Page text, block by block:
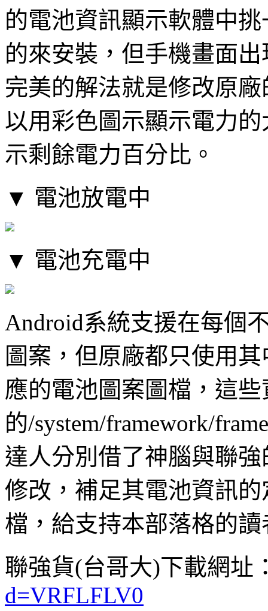
的電池資訊顯示軟體中
的來安裝，但手機畫面
完美的解法就是修改原
以用彩色圖示顯示電力
示剩餘電力百分比。
▼ 電池放電中
▼ 電池充電中
Android系統支援在每個
圖案，但原廠都只使用
應的電池圖案圖檔，這
的/system/framework/
達人分別借了神腦與聯
修改，補足其電池資訊
檔，給支持本部落格的
聯強貨(台哥大)下載網址
d=VRFLFLV0